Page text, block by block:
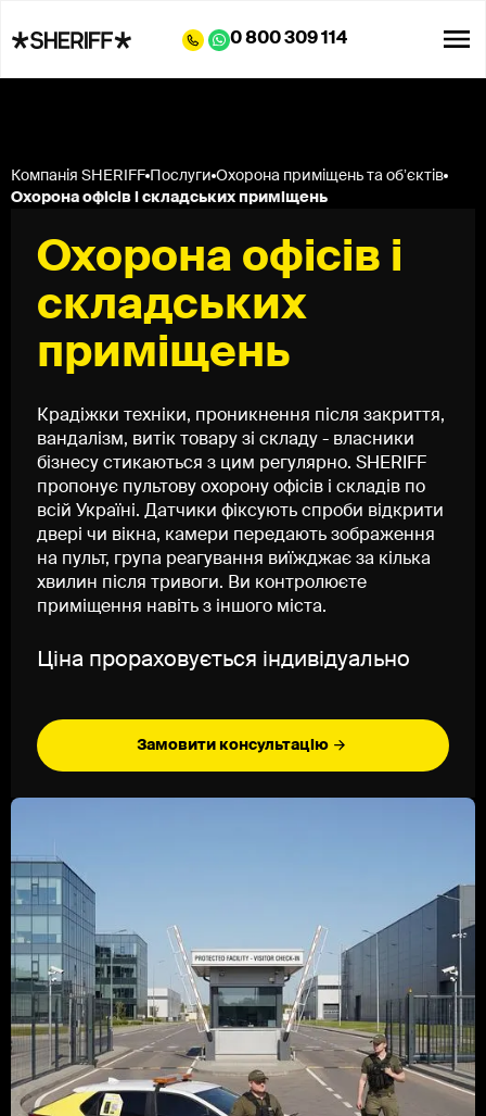
0 800 309 114
Компанія SHERIFF Послуги Охорона приміщень та обʼєктів
Охорона офісів і складських приміщень
Охорона офісів і
складських
приміщень
Крадіжки техніки, проникнення після закриття,
вандалізм, витік товару зі складу - власники
бізнесу стикаються з цим регулярно. SHERIFF
пропонує пультову охорону офісів і складів по
всій Україні. Датчики фіксують спроби відкрити
двері чи вікна, камери передають зображення
на пульт, група реагування виїжджає за кілька
хвилин після тривоги. Ви контролюєте
приміщення навіть з іншого міста.
Ціна прораховується індивідуально
Замовити консультацію